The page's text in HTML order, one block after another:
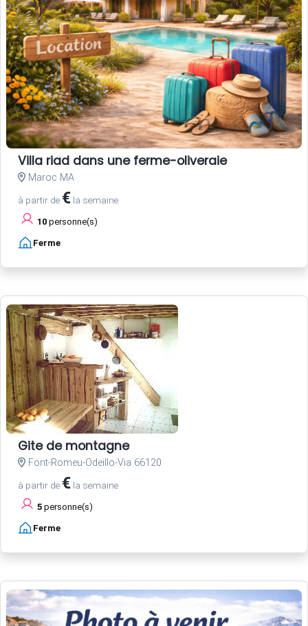
Villa riad dans une ferme-oliveraie
Maroc MA
à partir de € la semaine
10 personne(s)
Ferme
Gite de montagne
Font-Romeu-Odeillo-Via 66120
à partir de € la semaine
5 personne(s)
Ferme